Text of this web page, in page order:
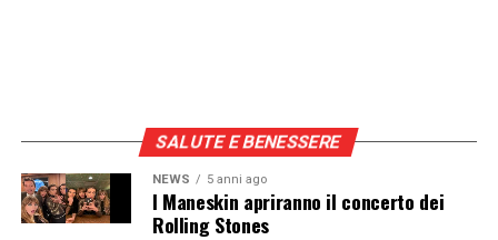
SALUTE E BENESSERE
NEWS 5 anni ago
I Maneskin apriranno il concerto dei
Rolling Stones